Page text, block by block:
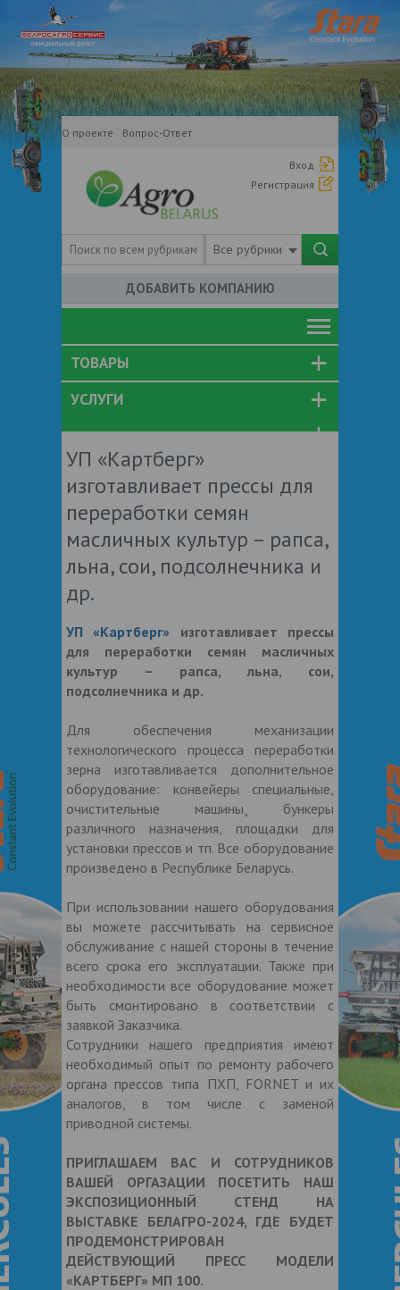
О проекте Вопрос-Ответ
Вход
Регистрация
Все рубрики
ДОБАВИТЬ КОМПАНИЮ
ТОВАРЫ
УСЛУГИ
УП «Картберг»
изготавливает прессы для
переработки семян
масличных культур – рапса,
льна, сои, подсолнечника и
др.
УП «Картберг» изготавливает прессы
для переработки семян масличных
культур – рапса, льна, сои,
подсолнечника и др.
Для обеспечения механизации
технологического процесса переработки
зерна изготавливается дополнительное
оборудование: конвейеры специальные,
очистительные машины¸ бункеры
различного назначения, площадки для
установки прессов и тп. Все оборудование
произведено в Республике Беларусь.
При использовании нашего оборудования
вы можете рассчитывать на сервисное
обслуживание с нашей стороны в течение
всего срока его эксплуатации. Также при
необходимости все оборудование может
быть смонтировано в соответствии с
заявкой Заказчика.
Сотрудники нашего предприятия имеют
необходимый опыт по ремонту рабочего
органа прессов типа ПХП, FORNET и их
аналогов, в том числе с заменой
приводной системы.
ПРИГЛАШАЕМ ВАС И СОТРУДНИКОВ
ВАШЕЙ ОРГАЗАЦИИ ПОСЕТИТЬ НАШ
ЭКСПОЗИЦИОННЫЙ СТЕНД НА
ВЫСТАВКЕ БЕЛАГРО-2024, ГДЕ БУДЕТ
ПРОДЕМОНСТРИРОВАН
ДЕЙСТВУЮЩИЙ ПРЕСС МОДЕЛИ
«КАРТБЕРГ» МП 100.